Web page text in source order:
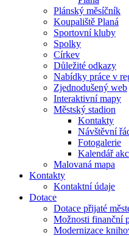
Plánský měsíčník
Koupaliště Planá
Sportovní kluby
Spolky
Církev
Důležité odkazy
Nabídky práce v
Zjednodušený web
Interaktivní mapy
Městský stadion
Kontakty
Návštěvní
Fotogalerie
Kalendář
Malovaná mapa
Kontakty
Kontaktní údaje
Dotace
Dotace přijaté
Možnosti finanční
Modernizace